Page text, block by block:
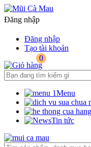
Đăng nhập
Đăng nhập
Tạo tài khoản
0
Menu
Tin tức